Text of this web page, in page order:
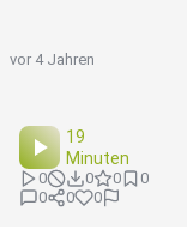
vor 4 Jahren
19
Minuten
0 0 0
0
0
0 0